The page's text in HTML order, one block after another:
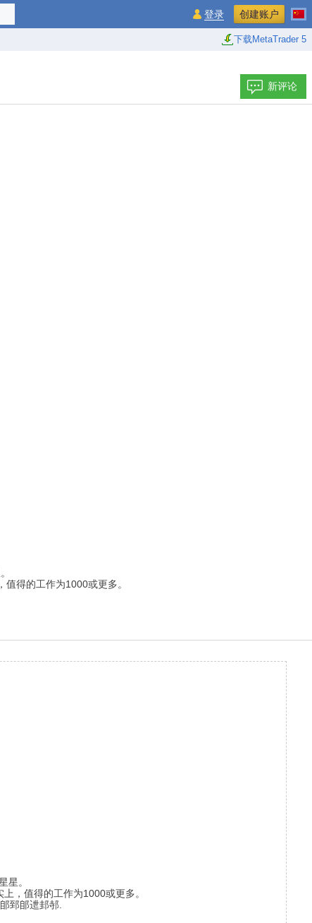
下载MetaTrader 5
登录 创建账户
新评论
得的工作为1000或更多。
星。
，值得的工作为1000或更多。
郅郋迣邽邿.